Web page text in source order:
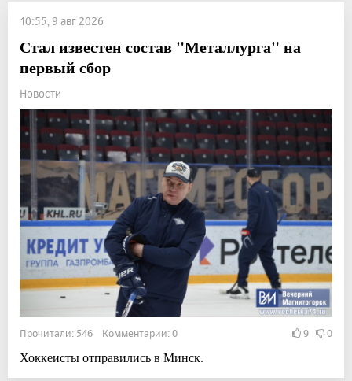
10:55, 9 авг 2026
Стал известен состав "Металлурга" на
первый сбор
Новости
Прочитали: 546 Комментарии: 0 9 0
Хоккеисты отправились в Минск.